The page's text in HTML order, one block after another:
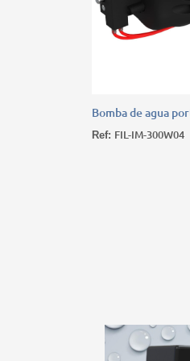
Bomba de agua
300w / 25 LPM,
Valvula Viton-F
Ref: FIL-IM-300W04